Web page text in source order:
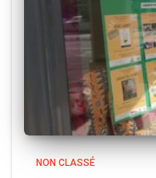
NON CLASSÉ